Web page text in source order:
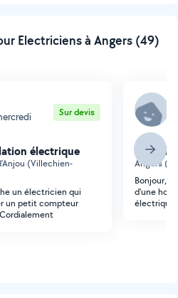
Electriciens à Angers (49)
Sur devis
électrique
(Villechien-
un électricien qui
un petit compteur
Angers
Bonjour,
d'une
électrique.